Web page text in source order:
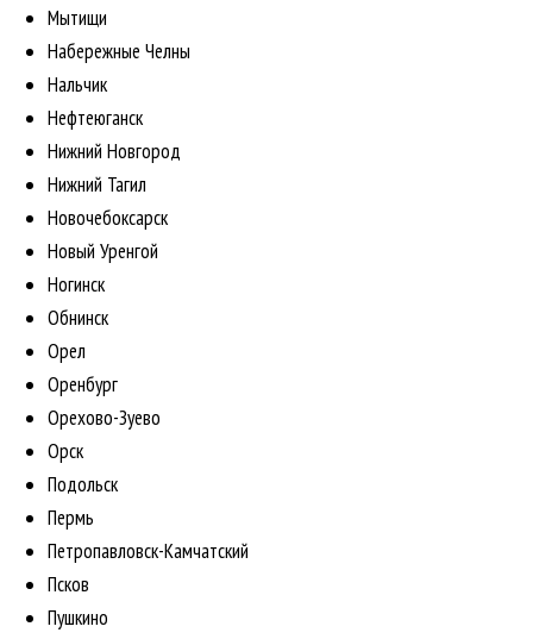
Мытищи
Набережные Челны
Нальчик
Нефтеюганск
Нижний Новгород
Нижний Тагил
Новочебоксарск
Новый Уренгой
Ногинск
Обнинск
Орел
Оренбург
Орехово-Зуево
Орск
Подольск
Пермь
Петропавловск-Камчатский
Псков
Пушкино